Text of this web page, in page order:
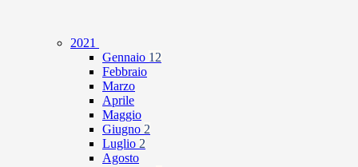
2021
Gennaio 12
Febbraio
Marzo
Aprile
Maggio
Giugno 2
Luglio 2
Agosto